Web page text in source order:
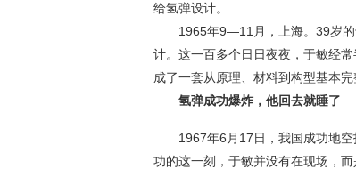
给氢弹设计。
1965年9—11月，上海。39岁的
计。这一百多个日日夜夜，于敏经
成了一套从原理、材料到构型基本
氢弹成功爆炸，他回去就睡了
1967年6月17日，我国成功地空
功的这一刻，于敏并没有在现场，